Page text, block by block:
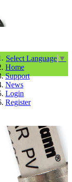
Select Language ▼
Home
Support
News
Login
Register